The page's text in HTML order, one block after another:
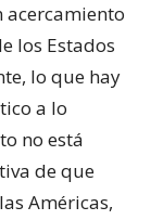
acercamiento
los Estados
lo que hay
a lo
no está
de que
Américas,